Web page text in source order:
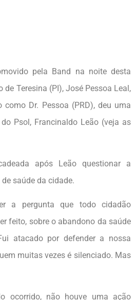
pela Band na noite desta
Teresina (PI), José Pessoa Leal,
como Dr. Pessoa (PRD), deu uma
Psol, Francinaldo Leão (veja as
após Leão questionar a
saúde da cidade.
a pergunta que todo cidadão
feito, sobre o abandono da saúde
atacado por defender a nossa
muitas vezes é silenciado. Mas
ocorrido, não houve uma ação